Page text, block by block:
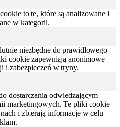
to te, które są analizowane i
w kategorii.
niezbędne do prawidłowego
cookie zapewniają anonimowe
i zabezpieczeń witryny.
dostarczania odwiedzającym
marketingowych. Te pliki cookie
i zbierają informacje w celu